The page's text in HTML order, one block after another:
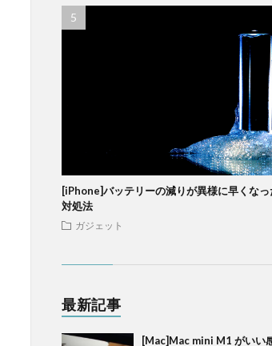
[iPhone]バッテリーの減りが異様に早くな
対処法
ガジェット
最新記事
[Mac]Mac mini M1 がいい